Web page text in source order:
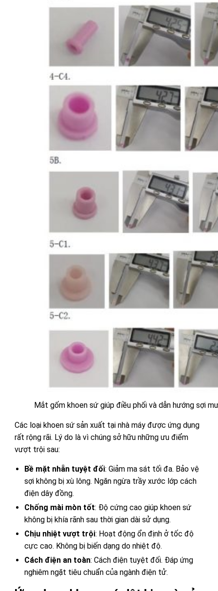
Mắt gốm khoen sứ giúp điều phối và dẫn hướng sợi
Các loại khoen sứ sản xuất tại nhà máy được ứng dụng
rất rộng rãi. Lý do là vì chúng sở hữu những ưu điểm
vượt trội sau:
Bề mặt nhẵn tuyệt đối: Giảm ma sát tối đa. Bảo vệ
sợi không bị xù lông. Ngăn ngừa trầy xước lớp cách
điện dây đồng.
Chống mài mòn tốt: Độ cứng cao giúp khoen sứ
không bị khía rãnh sau thời gian dài sử dụng.
Chịu nhiệt vượt trội: Hoạt động ổn định ở tốc độ
cực cao. Không bị biến dạng do nhiệt độ.
Cách điện an toàn: Cách điện tuyệt đối. Đáp ứng
nghiêm ngặt tiêu chuẩn của ngành điện tử.